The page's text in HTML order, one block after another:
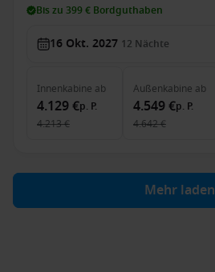
Bis zu 399 € Bordguthaben
16 Okt. 2027 12 Nächte
Innenkabine ab
4.129 €p. P.
4.213 €
Außenkabine ab
4.549 €p. P.
4.642 €
Mehr laden